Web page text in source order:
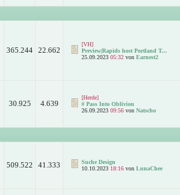
365.244 22.662
[VH]
Preview|Rapids host Portland T...
25.09.2023 05:32 von Earnest2
30.925 4.639
[Herde]
# Pass Into Oblivion
26.09.2023 09:56 von Natscho
509.522 41.333
Suche Design
10.10.2023 18:16 von LunaChee